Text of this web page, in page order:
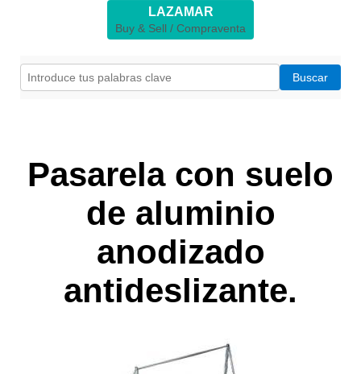
LAZAMAR
Buy & Sell / Compraventa
Pasarela con suelo
de aluminio
anodizado
antideslizante.